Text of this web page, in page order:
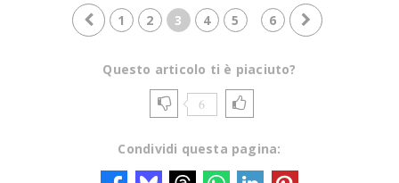
1 2 3 4 5 6
Questo articolo ti è piaciuto?
6
Condividi questa pagina: